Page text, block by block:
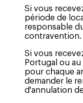
Si vous
période de
responsable
contravention.
Si vous
Portugal ou
pour chaque
demander le
d'annulation